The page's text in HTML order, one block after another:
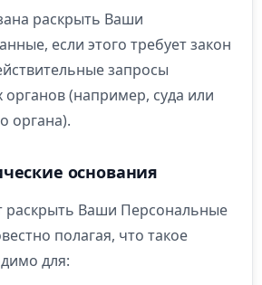
раскрыть Ваши
если этого требует закон
запросы
органов (например, суда или
органа).
основания
Ваши Персональные
полагая, что такое
для: